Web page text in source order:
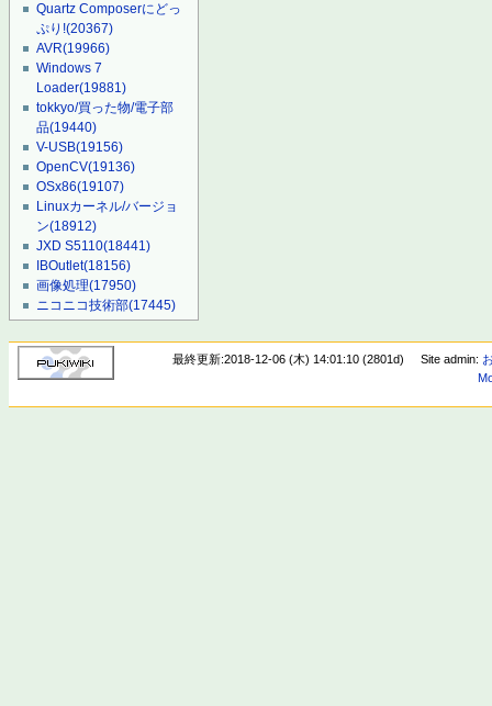
Quartz Composerにどっ
ぷり!(20367)
AVR(19966)
Windows 7
Loader(19881)
tokkyo/買った物/電子部
品(19440)
V-USB(19156)
OpenCV(19136)
OSx86(19107)
Linuxカーネル/バージョ
ン(18912)
JXD S5110(18441)
IBOutlet(18156)
画像処理(17950)
ニコニコ技術部(17445)
最終更新:2018-12-06 (木) 14:01:10 (2801d) Site admin: